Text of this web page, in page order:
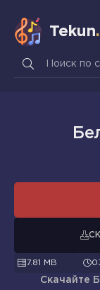
Tekun
7.81 MB
Скачайте